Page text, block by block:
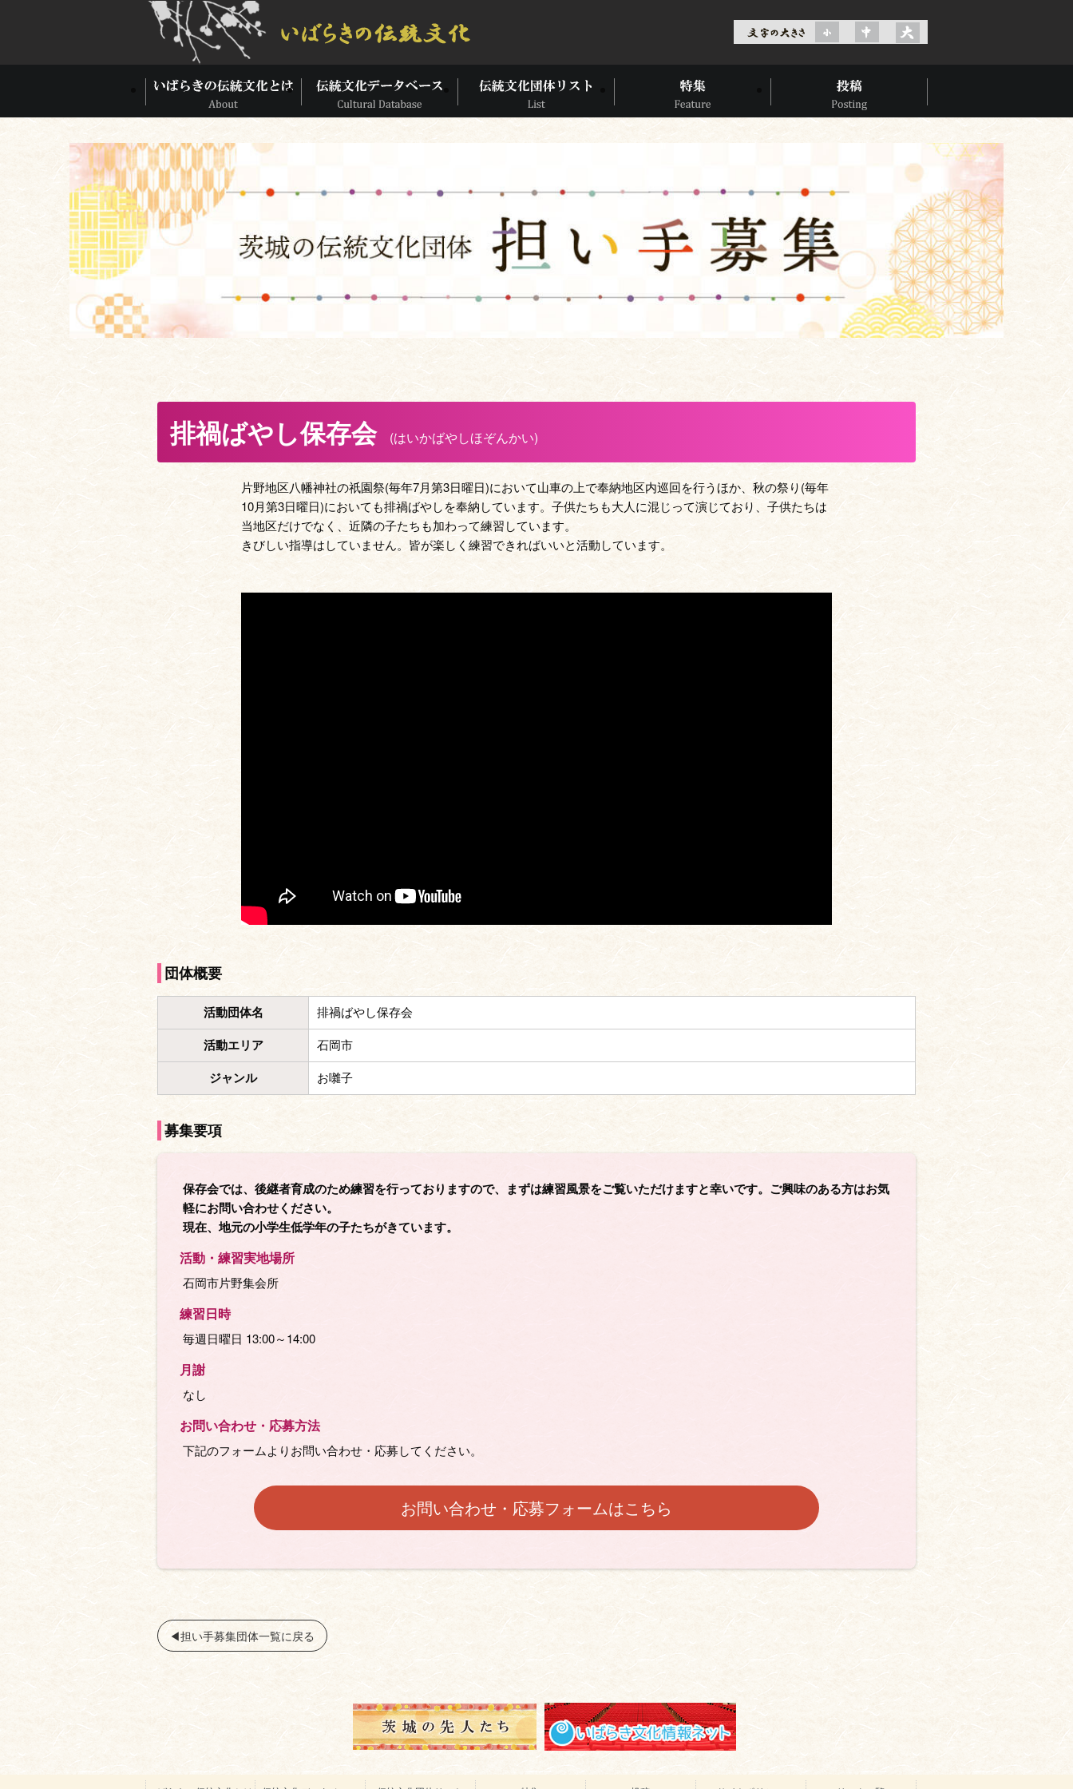
排禍ばやし保存会 (はいかばやしほぞんかい)
片野地区八幡神社の祇園祭(毎年7月第3日曜日)において山車の上で奉納地区内巡回を行うほか、秋の祭り(毎年
10月第3日曜日)においても排禍ばやしを奉納しています。子供たちも大人に混じって演じており、子供たちは
当地区だけでなく、近隣の子たちも加わって練習しています。
きびしい指導はしていません。皆が楽しく練習できればいいと活動しています。
団体概要
活動団体名 排禍ばやし保存会
活動エリア 石岡市
ジャンル お囃子
募集要項
保存会では、後継者育成のため練習を行っておりますので、まずは練習風景をご覧いただけますと幸いです。ご興味のある方はお気
軽にお問い合わせください。
現在、地元の小学生低学年の子たちがきています。
活動・練習実地場所
石岡市片野集会所
練習日時
毎週日曜日 13:00～14:00
月謝
なし
お問い合わせ・応募⽅法
下記のフォームよりお問い合わせ・応募してください。
お問い合わせ・応募フォームはこちら
◀︎担い手募集団体一覧に戻る